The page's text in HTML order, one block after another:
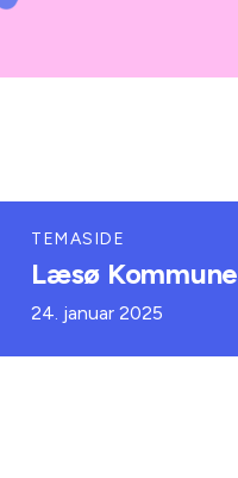
TEMASIDE
Læsø Kommune
24. januar 2025